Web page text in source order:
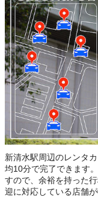
新清水駅周辺のレンタ
均10分で完了できます
すので、余裕を持った
迎に対応している店舗